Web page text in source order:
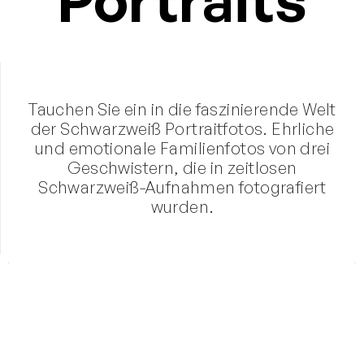
Tauchen Sie ein in die faszinierende Welt
der Schwarzweiß Portraitfotos. Ehrliche
und emotionale Familienfotos von drei
Geschwistern, die in zeitlosen
Schwarzweiß-Aufnahmen fotografiert
wurden.